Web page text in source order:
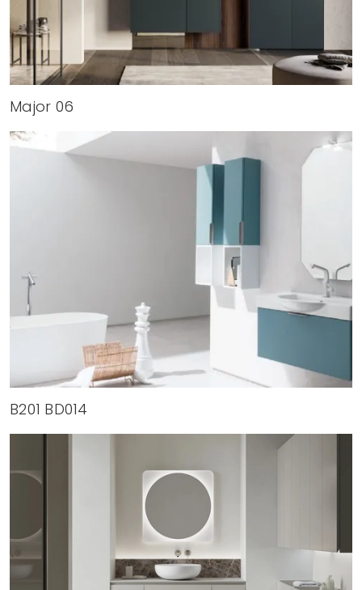
Major 06
B201 BD014